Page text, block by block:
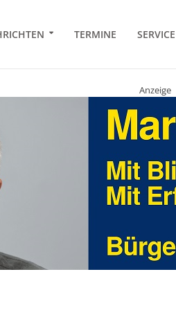
TERMINE SERVICE
Anzeige